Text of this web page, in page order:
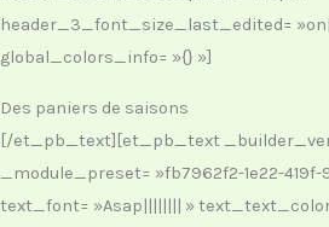
header_3_font_size_last_edited=
global_colors_info= »{} »]
Des paniers de saisons
[/et_pb_text][et_pb_text
_module_preset= »fb7962f2-1e22-419f-
text_font= »Asap|||||||| »